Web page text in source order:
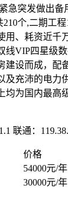
案
案
方案
急突发做出
个,二期工
用、耗资近千
线VIP四星级
建设而成，配
及充沛的电力
均为国内最高
联通：
价格
54000元/年
30000元/年